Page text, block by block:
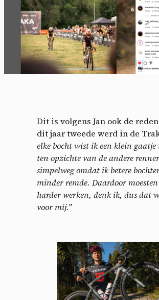
Dit is volgens Jan ook de
dit jaar tweede werd in de
elke bocht wist ik een klein gaatje
ten opzichte van de andere
simpelweg omdat ik betere
minder remde. Daardoor
harder werken, denk ik, dus dat
voor mij.”